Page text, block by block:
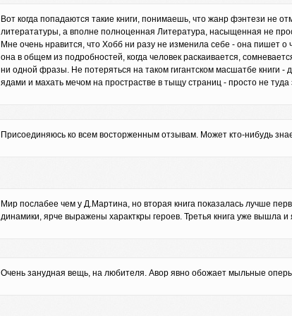
Вот когда попадаются такие книги, понимаешь, что жанр фэнтези не
литерататуры, а вполне полноценная Литература, насыщенная не
Мне очень нравится, что Хобб ни разу не изменила себе - она пишет о
она в общем из подробностей, когда человек раскаивается,
ни одной фразы. Не потеряться на таком гигантском масшатбе книги -
ядами и махать мечом на прострастве в тыщу страниц - просто не
Присоединяюсь ко всем восторженным отзывам. Может кто-нибудь
Мир послабее чем у Д.Мартина, но вторая книга показалась лучше
динамики, ярче выражены характкры героев. Третья книга уже вышла
Очень занудная вещь, на любителя. Авор явно обожает мыльные